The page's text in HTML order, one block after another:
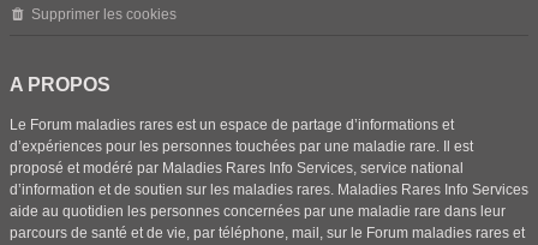
Supprimer les cookies
A PROPOS
Le Forum maladies rares est un espace de partage d’informations et
d’expériences pour les personnes touchées par une maladie rare. Il est
proposé et modéré par Maladies Rares Info Services, service national
d’information et de soutien sur les maladies rares. Maladies Rares Info Services
aide au quotidien les personnes concernées par une maladie rare dans leur
parcours de santé et de vie, par téléphone, mail, sur le Forum maladies rares et